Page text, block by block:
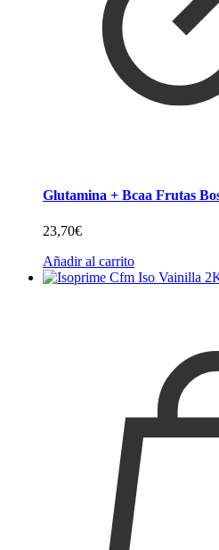
Glutamina + Bcaa Frutas
23,70€
Añadir al carrito